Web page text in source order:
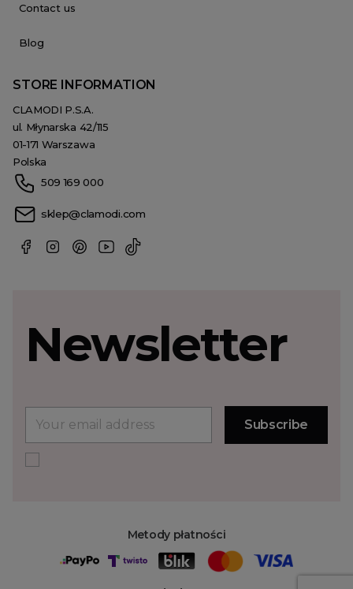
Contact us
Blog
STORE INFORMATION
CLAMODI P.S.A.
ul. Młynarska 42/115
01-171 Warszawa
Polska
509 169 000
sklep@clamodi.com
Metody płatności
Newsletter